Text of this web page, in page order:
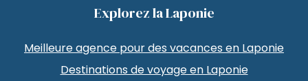
Explorez la Laponie
Meilleure agence pour des vacances en Laponie
Destinations de voyage en Laponie